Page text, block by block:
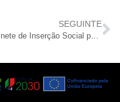
SEGUINTE
Gabinete de Inserção Social participa em campanha solidária do Banco Alimentar